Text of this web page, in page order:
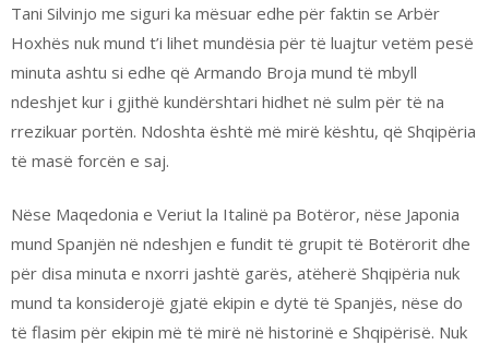
Tani Silvinjo me siguri ka mësuar edhe për faktin se Arbër
Hoxhës nuk mund t’i lihet mundësia për të luajtur vetëm pesë
minuta ashtu si edhe që Armando Broja mund të mbyll
ndeshjet kur i gjithë kundërshtari hidhet në sulm për të na
rrezikuar portën. Ndoshta është më mirë kështu, që Shqipëria
të masë forcën e saj.
Nëse Maqedonia e Veriut la Italinë pa Botëror, nëse Japonia
mund Spanjën në ndeshjen e fundit të grupit të Botërorit dhe
për disa minuta e nxorri jashtë garës, atëherë Shqipëria nuk
mund ta konsiderojë gjatë ekipin e dytë të Spanjës, nëse do
të flasim për ekipin më të mirë në historinë e Shqipërisë. Nuk